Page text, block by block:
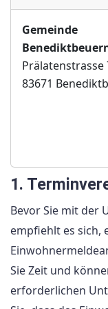
Gemeinde
Prälatenstrasse
83671
1.
Bevor Sie mit der
empfiehlt es sich,
Sie Zeit und
erforderlichen